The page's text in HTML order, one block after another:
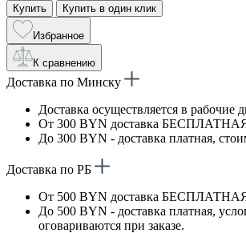
Купить Купить в один клик
Избранное
К сравнению
Доставка по Минску
Доставка осуществляется в рабочие
От 300 BYN доставка
До 300 BYN - доставка платная,
Доставка по РБ
От 500 BYN доставка
До 500 BYN - доставка платная,
оговариваются при заказе.